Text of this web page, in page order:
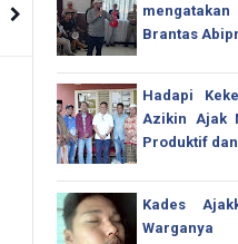
Brantas
Hadapi
Azikin Ajak
Produktif
Kades
Warganya